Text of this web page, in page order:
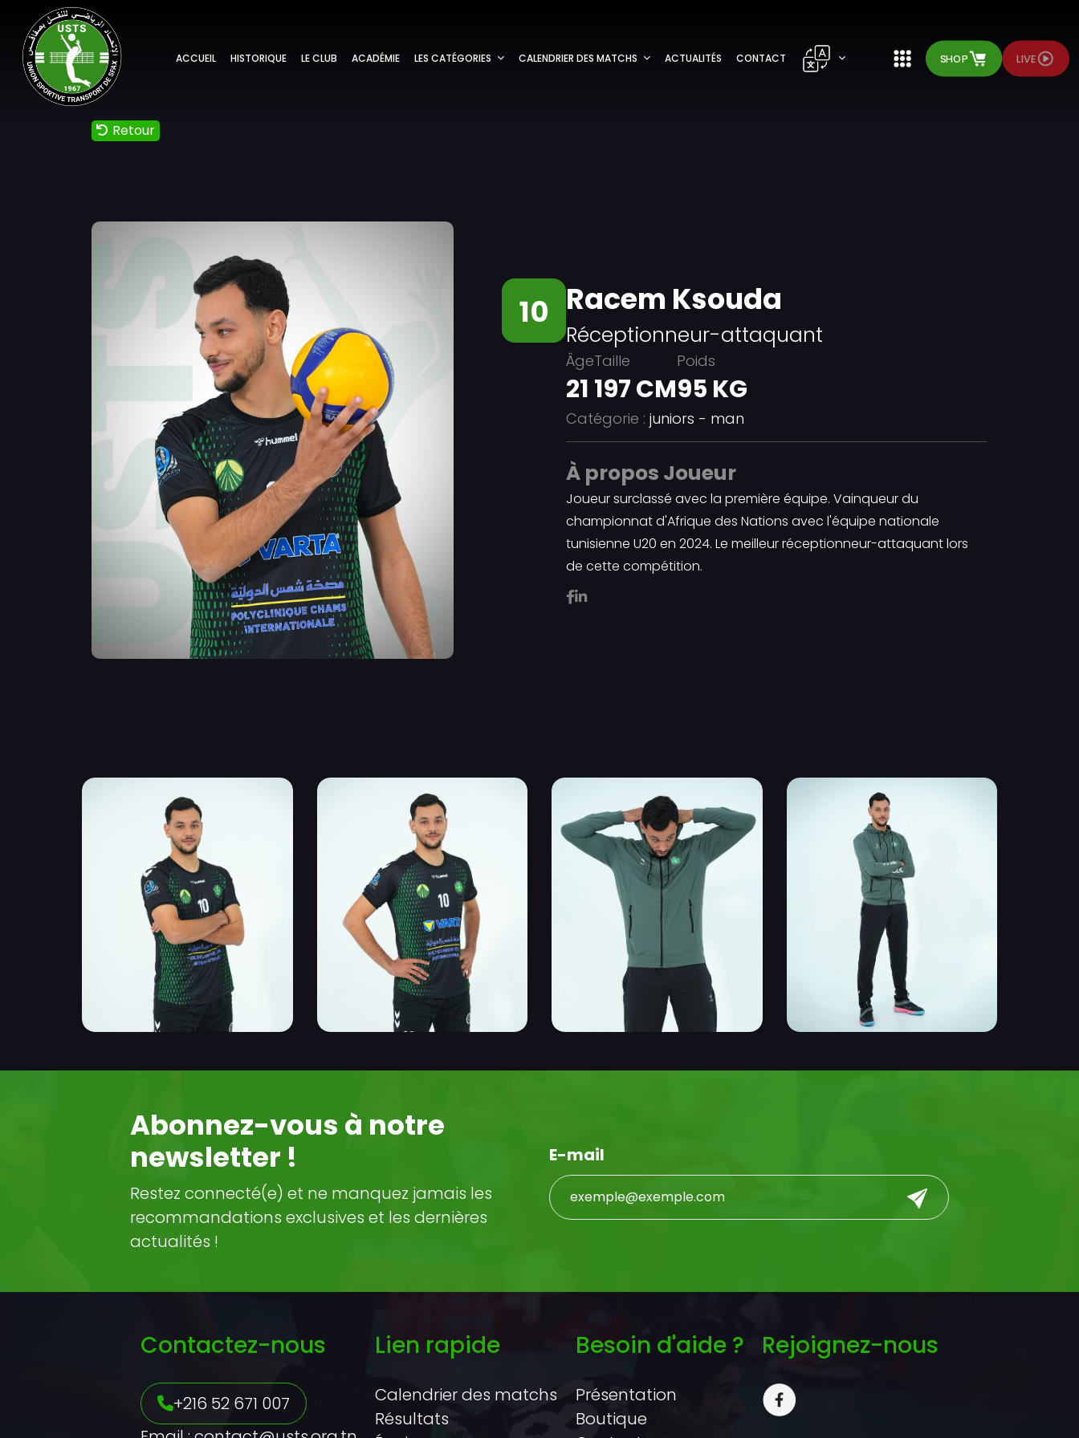
ACCUEIL HISTORIQUE LE CLUB ACADÉMIE LES CATÉGORIES CALENDRIER DES MATCHS ACTUALITÉS CONTACT SHOP LIVE
Retour
10 Racem Ksouda
Réceptionneur-attaquant
Âge
21
Taille
197 CM
Poids
95 KG
Catégorie : juniors - man
À propos Joueur
Joueur surclassé avec la première équipe. Vainqueur du
championnat d'Afrique des Nations avec l'équipe nationale
tunisienne U20 en 2024. Le meilleur réceptionneur-attaquant lors
de cette compétition.
Abonnez-vous à notre
newsletter !
Restez connecté(e) et ne manquez jamais les
recommandations exclusives et les dernières
actualités !
E-mail
Contactez-nous
+216 52 671 007
Lien rapide
Calendrier des matchs
Résultats
Besoin d'aide ?
Présentation
Boutique
Rejoignez-nous